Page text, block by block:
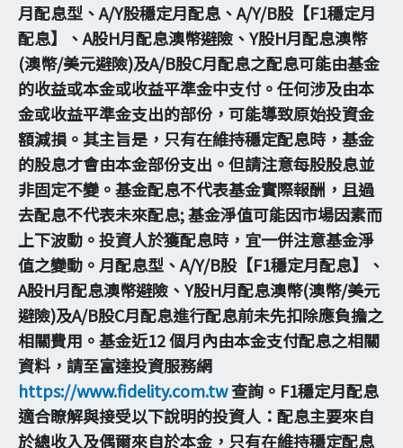
月配息型、A/Y股穩定月配息、A/Y/B股【F1穩定月
配息】、A股H月配息澳幣避險、Y股H月配息澳幣
(澳幣/美元避險)及A/B股C月配息之配息可能由基金
的收益或本金或收益平準金中支付。任何涉及由本
金或收益平準金支出的部份，可能導致原始投資金
額減損。其主旨是，只有在維持穩定配息時，基金
的股息才會由本金部份支出。但請注意每股股息並
非固定不變。基金配息不代表基金實際報酬，且過
去配息不代表未來配息; 基金淨值可能因市場因素而
上下波動。投資人於獲配息時，宜一併注意基金淨
值之變動。月配息型、A/Y/B股【F1穩定月配息】、
A股H月配息澳幣避險、Y股H月配息澳幣(澳幣/美元
避險)及A/B股C月配息進行配息前未先扣除應負擔之
相關費用。基金近12 個月內由本金支付配息之相關
資料，請至富達投資服務網
https://www.fidelity.com.tw查詢。F1穩定月配息
適合瞭解與接受以下說明的投資人：配息主要來自
於總收入及偶爾來自於本金，只有在維持穩定配息